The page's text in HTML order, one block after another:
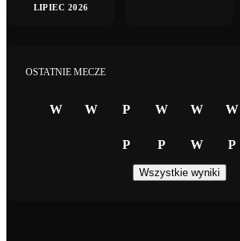
LIPIEC 2026
OSTATNIE MECZE
W W P W W W
P P W P
Wszystkie wyniki